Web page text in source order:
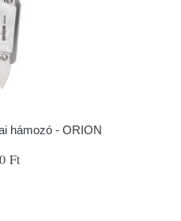
hámozó - ORION
Ft